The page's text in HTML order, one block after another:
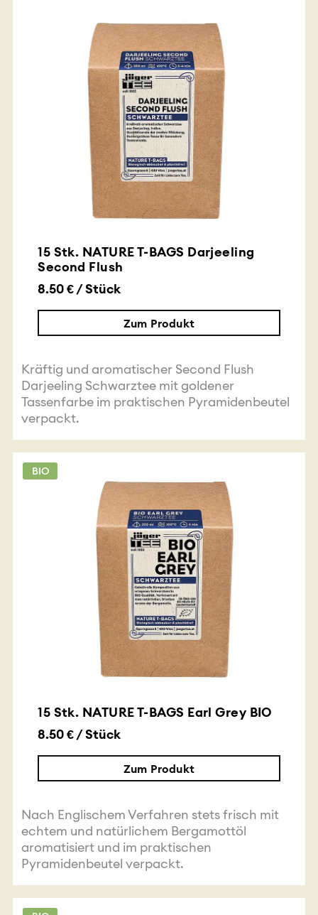
15 Stk. NATURE T-BAGS Darjeeling
Second Flush
8.50 € / Stück
Zum Produkt
Kräftig und aromatischer Second Flush
Darjeeling Schwarztee mit goldener
Tassenfarbe im praktischen Pyramidenbeutel
verpackt.
BIO
15 Stk. NATURE T-BAGS Earl Grey BIO
8.50 € / Stück
Zum Produkt
Nach Englischem Verfahren stets frisch mit
echtem und natürlichem Bergamottöl
aromatisiert und im praktischen
Pyramidenbeutel verpackt.